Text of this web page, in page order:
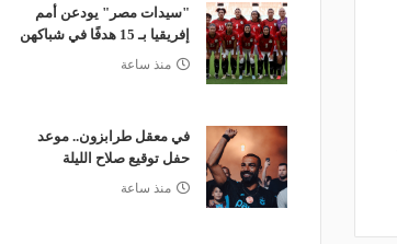
"سيدات مصر" يودعن أمم
إفريقيا بـ 15 هدفًا في شباكهن
منذ ساعة
في معقل طرابزون.. موعد
حفل توقيع صلاح الليلة
منذ ساعة